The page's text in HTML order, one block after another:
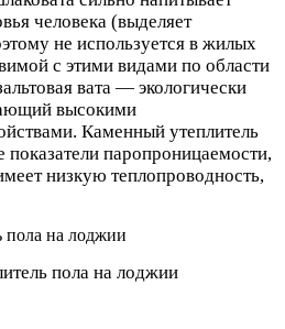
человека (выделяет
не используется в жилых
с этими видами по области
вата — экологически
высокими
Каменный утеплитель
паропроницаемости,
низкую теплопроводность,
пола на лоджии